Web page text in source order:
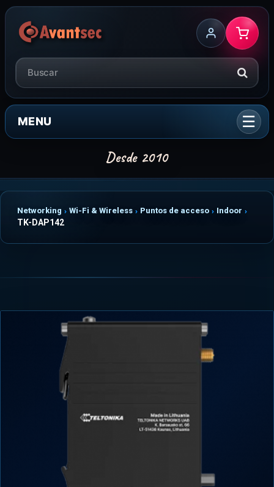
MENU
Networking Wi-Fi & Wireless Puntos de acceso Indoor
TK-DAP142